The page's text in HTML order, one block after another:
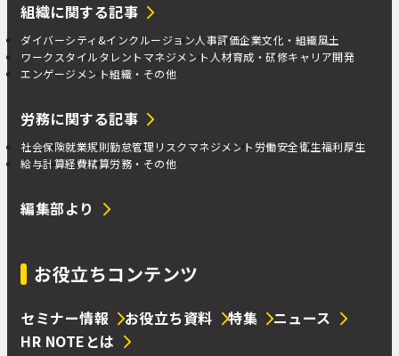
組織に関する記事
ダイバーシティ&インクルージョン人事評価企業文化・組織風土
ワークスタイルタレントマネジメント人材育成・研修キャリア開発
エンゲージメント組織・その他
労務に関する記事
社会保険就業規則勤怠管理リスクマネジメント 労働安全衛生福利厚生
給与計算経費精算労務・その他
編集部より
お役立ちコンテンツ
セミナー情報 お役立ち資料 特集
ニュース
HR NOTEとは